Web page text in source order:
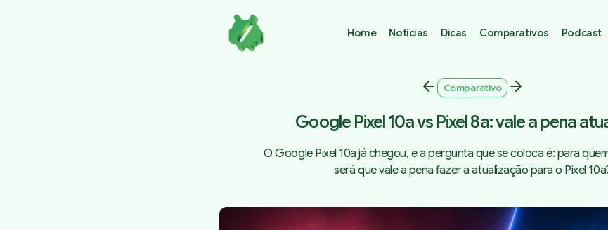
Home Notícias Dicas Comparativos Podcast
Comparativo
Google Pixel 10a vs Pixel 8a: vale a pena
O Google Pixel 10a já chegou, e a pergunta que se coloca é: para
será que vale a pena fazer a atualização para o Pixel